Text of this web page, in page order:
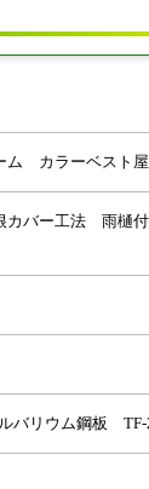
ム カラーベス
カバー工法 雨樋
バリウム鋼板